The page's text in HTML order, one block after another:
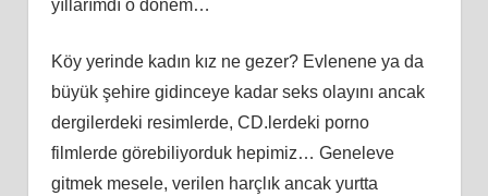
yıllarımdı o dönem…
Köy yerinde kadın kız ne gezer? Evlenene ya da
büyük şehire gidinceye kadar seks olayını ancak
dergilerdeki resimlerde, CD.lerdeki porno
filmlerde görebiliyorduk hepimiz… Geneleve
gitmek mesele, verilen harçlık ancak yurtta